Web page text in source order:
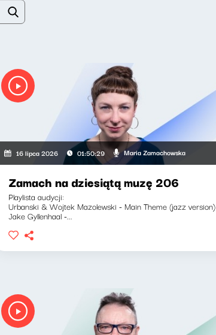
16 lipca 2026 01:50:29 Maria Zamachowska
Zamach na dziesiątą muzę 206
Playlista audycji:
Urbanski & Wojtek Mazolewski - Main Theme (jazz version)
Jake Gyllenhaal -...